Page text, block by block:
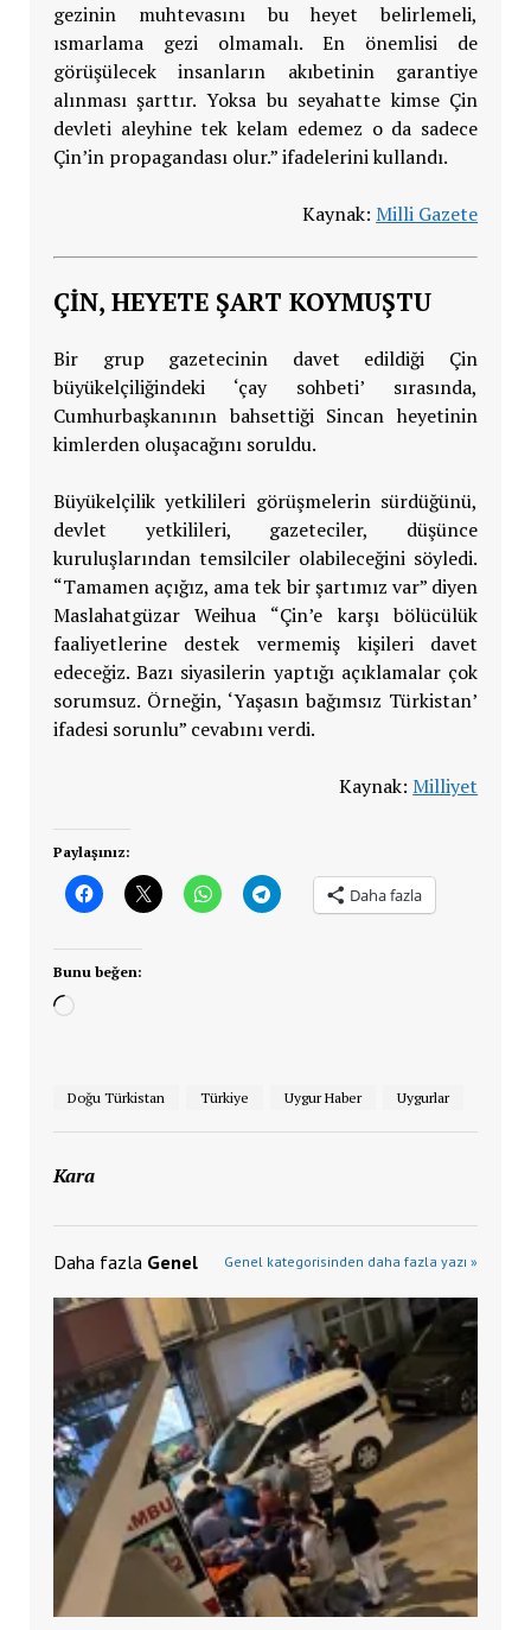
gezinin muhtevasını bu heyet belirlemeli,
ısmarlama gezi olmamalı. En önemlisi de
görüşülecek insanların akıbetinin garantiye
alınması şarttır. Yoksa bu seyahatte kimse Çin
devleti aleyhine tek kelam edemez o da sadece
Çin’in propagandası olur.” ifadelerini kullandı.
Kaynak:Milli Gazete
ÇİN, HEYETE ŞART KOYMUŞTU
Bir grup gazetecinin davet edildiği Çin
büyükelçiliğindeki ‘çay sohbeti’ sırasında,
Cumhurbaşkanının bahsettiği Sincan heyetinin
kimlerden oluşacağını soruldu.
Büyükelçilik yetkilileri görüşmelerin sürdüğünü,
devlet yetkilileri, gazeteciler, düşünce
kuruluşlarından temsilciler olabileceğini söyledi.
“Tamamen açığız, ama tek bir şartımız var” diyen
Maslahatgüzar Weihua “Çin’e karşı bölücülük
faaliyetlerine destek vermemiş kişileri davet
edeceğiz. Bazı siyasilerin yaptığı açıklamalar çok
sorumsuz. Örneğin, ‘Yaşasın bağımsız Türkistan’
ifadesi sorunlu” cevabını verdi.
Kaynak:Milliyet
Paylaşınız:
Daha fazla
Bunu beğen:
Yükleniyor...
Doğu Türkistan Türkiye Uygur Haber Uygurlar
Kara
Daha fazla Genel Genel kategorisinden daha fazla yazı »